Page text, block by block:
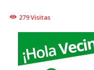
279Visitas